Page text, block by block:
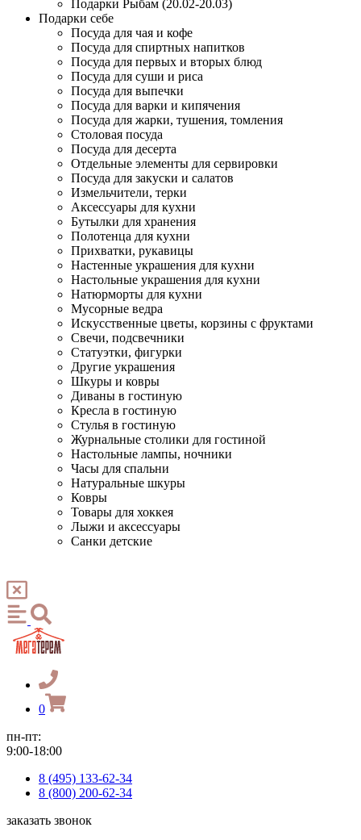
Подарки Рыбам (20.02-20.03)
Подарки себе
Посуда для чая и кофе
Посуда для спиртных напитков
Посуда для первых и вторых блюд
Посуда для суши и риса
Посуда для выпечки
Посуда для варки и кипячения
Посуда для жарки, тушения, томления
Столовая посуда
Посуда для десерта
Отдельные элементы для сервировки
Посуда для закуски и салатов
Измельчители, терки
Аксессуары для кухни
Бутылки для хранения
Полотенца для кухни
Прихватки, рукавицы
Настенные украшения для кухни
Настольные украшения для кухни
Натюрморты для кухни
Мусорные ведра
Искусственные цветы, корзины с фруктами
Свечи, подсвечники
Статуэтки, фигурки
Другие украшения
Шкуры и ковры
Диваны в гостиную
Кресла в гостиную
Стулья в гостиную
Журнальные столики для гостиной
Настольные лампы, ночники
Часы для спальни
Натуральные шкуры
Ковры
Товары для хоккея
Лыжи и аксессуары
Санки детские
0
пн-пт:
9:00-18:00
8 (495) 133-62-34
8 (800) 200-62-34
заказать звонок